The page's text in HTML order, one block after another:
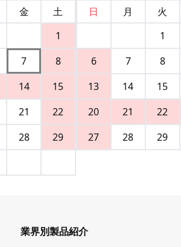
金
土
1
7
8
14
15
21
22
28
29
日
月 火
1
6
7 8
13
14 15
20
21 22
27
28 29
業界別製品紹介